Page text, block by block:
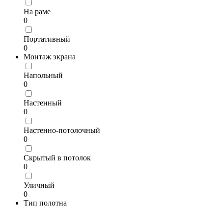
На раме
0
Портативный
0
Монтаж экрана
Напольный
0
Настенный
0
Настенно-потолочный
0
Скрытый в потолок
0
Уличный
0
Тип полотна